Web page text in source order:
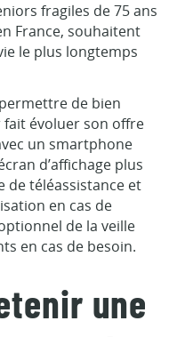
fragiles de 75 ans
France, souhaitent
le plus longtemps
de bien
évoluer son offre
un smartphone
d’affichage plus
de téléassistance et
en cas de
de la veille
en cas de besoin.
une